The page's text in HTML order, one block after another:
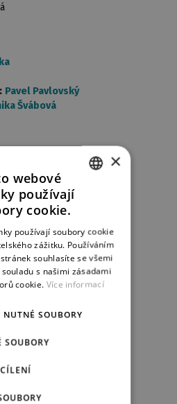
Pavel Pavlovský
Švábová
Zorka
Svatava
j.h.
j.h.
GERMAN
×
webové
používají
cookie.
používají soubory cookie
zážitku. Používáním
souhlasíte se všemi
s našimi zásadami
cookie. Více informací
NUTNÉ SOUBORY
SOUBORY